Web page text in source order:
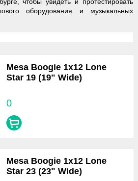
оборудования и музыкальных
Mesa Boogie 1x12 Lone
Star 19 (19" Wide)
0
Mesa Boogie 1x12 Lone
Star 23 (23" Wide)